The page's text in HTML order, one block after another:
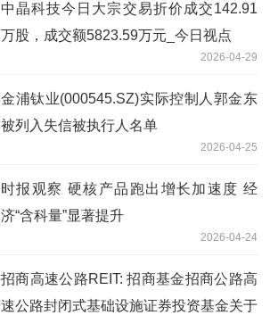
中晶科技今日大宗交易折价成交142.91
万股，成交额5823.59万元_今日视点
2026-04-29
金浦钛业(000545.SZ)实际控制人郭金东
被列入失信被执行人名单
2026-04-25
时报观察 硬核产品跑出增长加速度 经
济“含科量”显著提升
2026-04-24
招商高速公路REIT: 招商基金招商公路高
速公路封闭式基础设施证券投资基金关于